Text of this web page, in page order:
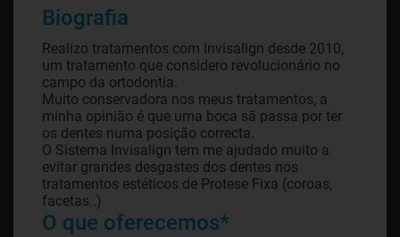
Biografia
Realizo tratamentos com Invisalign desde 2010,
um tratamento que considero revolucionário no
campo da ortodontia.
Muito conservadora nos meus tratamentos, a
minha opinião é que uma boca sã passa por ter
os dentes numa posição correcta.
O Sistema Invisalign tem me ajudado muito a
evitar grandes desgastes dos dentes nos
tratamentos estéticos de Protese Fixa (coroas,
facetas..)
O que oferecemos*